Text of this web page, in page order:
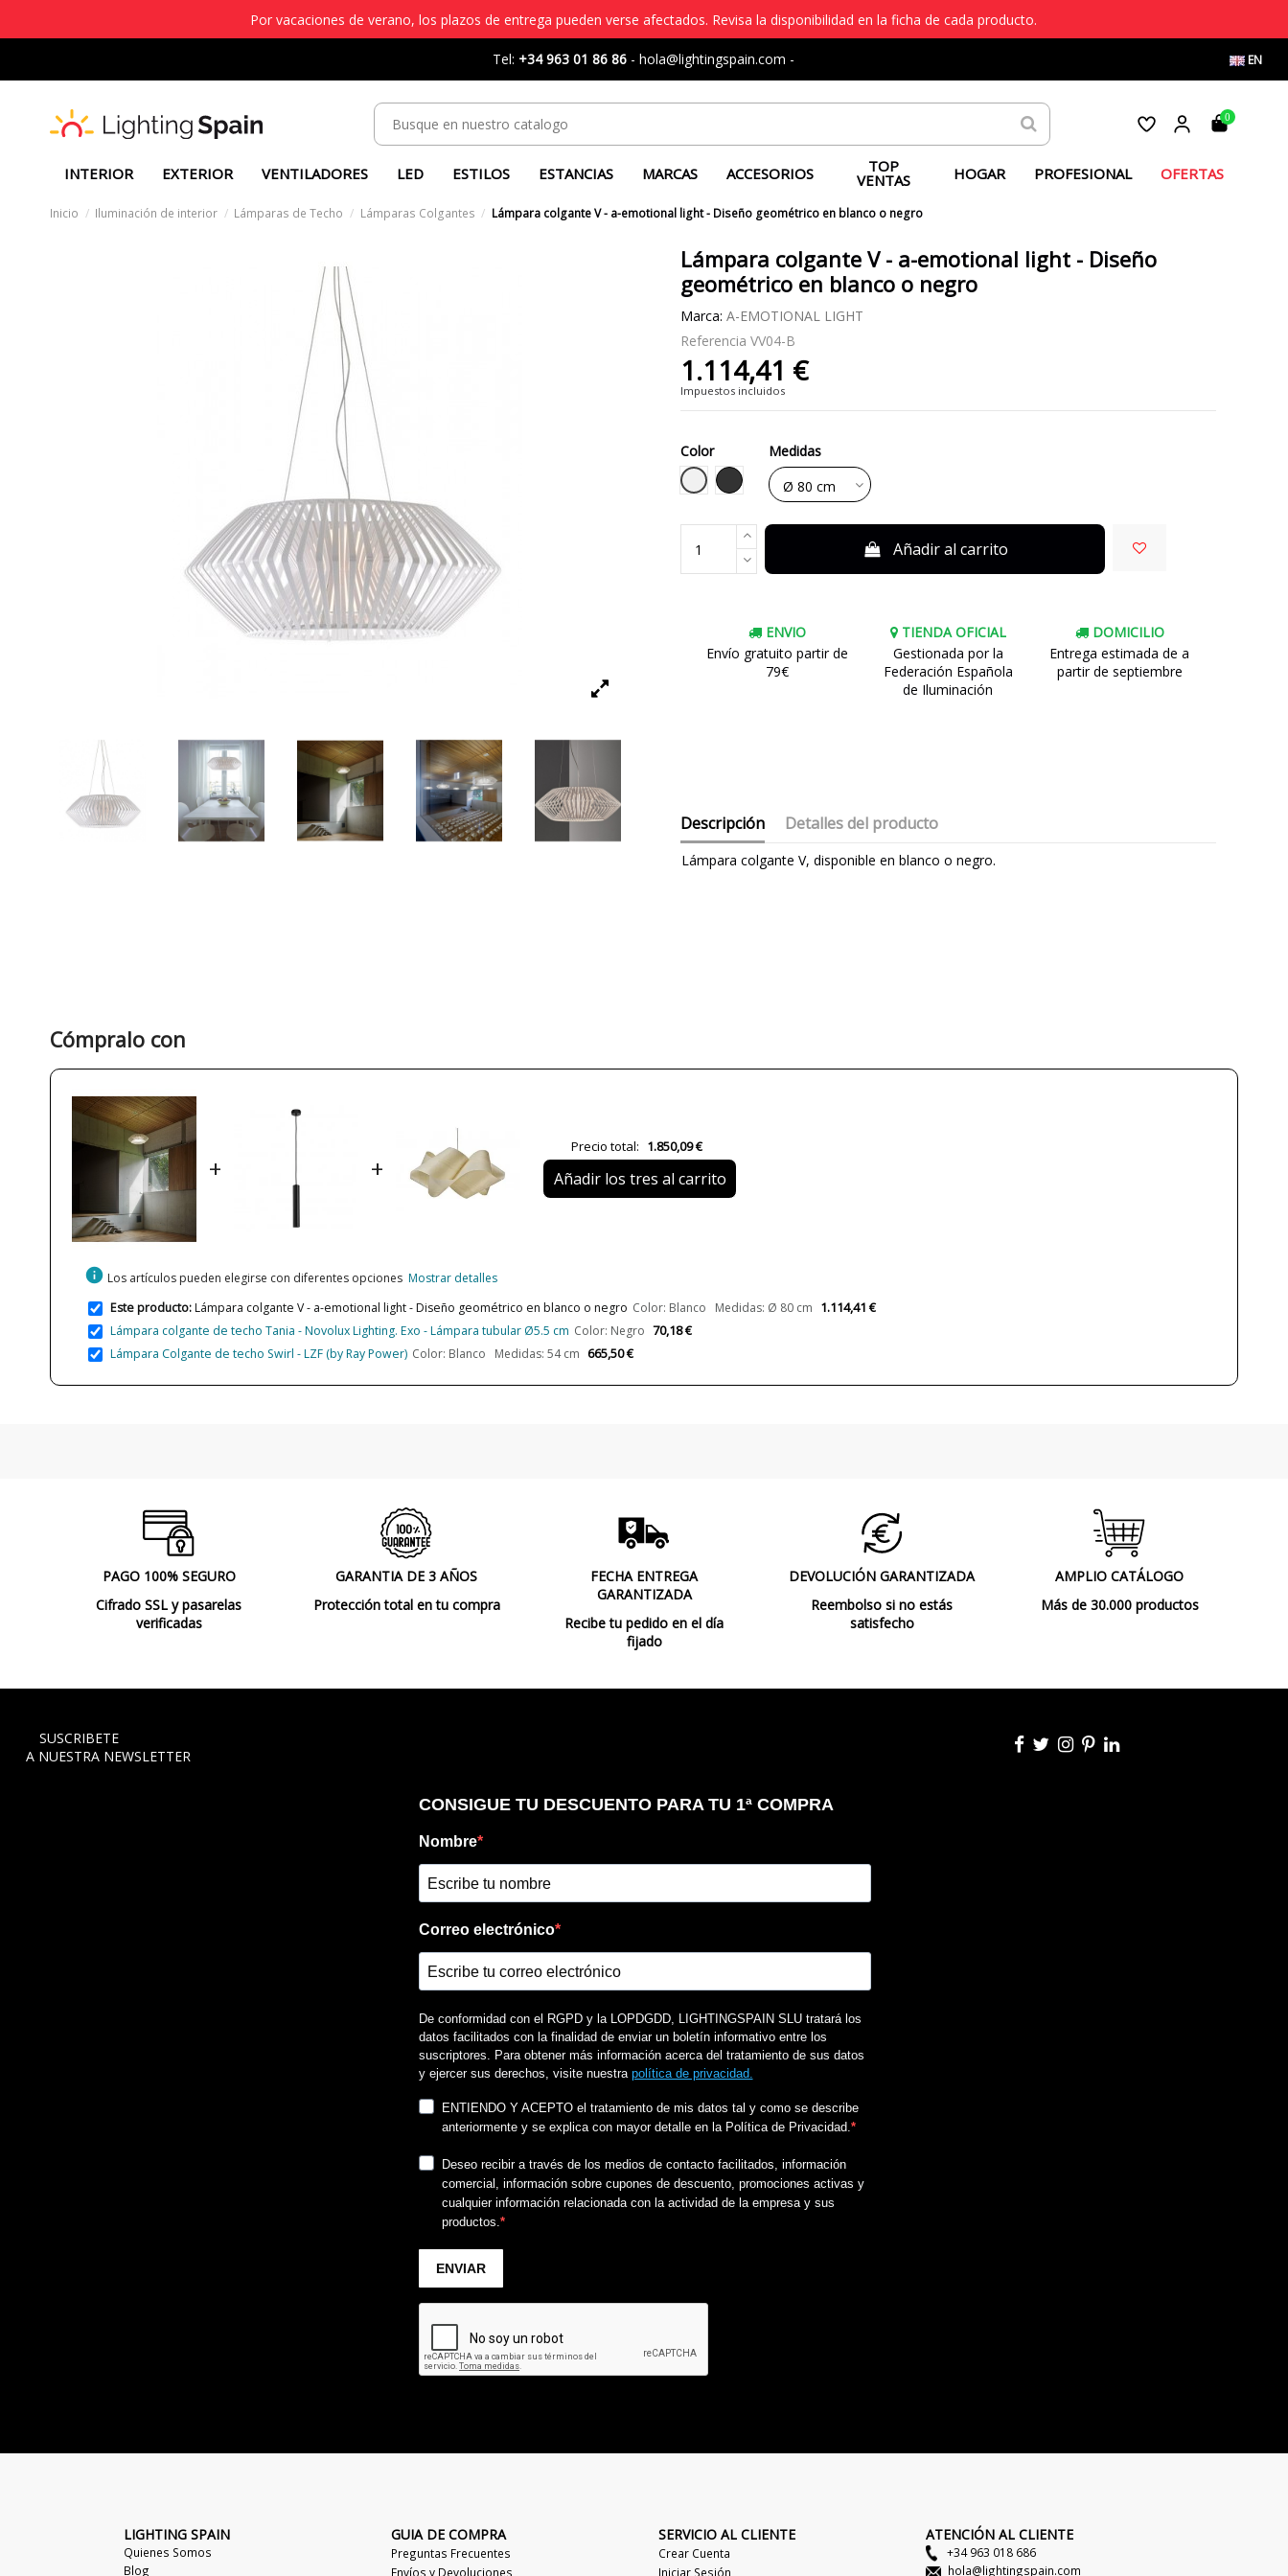
Por vacaciones de verano, los plazos de entrega pueden verse afectados. Revisa la disponibilidad en la ficha de cada producto.
Tel: +34 963 01 86 86 - hola@lightingspain.com - EN
0
INTERIOR EXTERIOR VENTILADORES LED ESTILOS ESTANCIAS MARCAS ACCESORIOS TOP
VENTAS HOGAR PROFESIONAL OFERTAS
Inicio Iluminación de interior Lámparas de Techo Lámparas Colgantes Lámpara colgante V - a-emotional light - Diseño geométrico en blanco o negro
Lámpara colgante V - a-emotional light - Diseño
geométrico en blanco o negro
Marca: A-EMOTIONAL LIGHT
Referencia VV04-B
1.114,41 €
Impuestos incluidos
Color
Blanco Negro
Medidas
Añadir al carrito
ENVIO
Envío gratuito partir de
79€
TIENDA OFICIAL
Gestionada por la
Federación Española
de Iluminación
DOMICILIO
Entrega estimada de a
partir de septiembre
Descripción Detalles del producto
Lámpara colgante V, disponible en blanco o negro.
Largo (cm)
29
Peso Neto (KG)
Plazo de Envío
Potencia en Vatios
Uso
Fabricado en
Cómpralo con
+ +
Precio total: 1.850,09 €
Añadir los tres al carrito
info Los artículos pueden elegirse con diferentes opciones Mostrar detalles
Este producto:Lámpara colgante V - a-emotional light - Diseño geométrico en blanco o negro Color: Blanco Medidas: Ø 80 cm 1.114,41 €
Lámpara colgante de techo Tania - Novolux Lighting. Exo - Lámpara tubular Ø5.5 cm Color: Negro 70,18 €
Lámpara Colgante de techo Swirl - LZF (by Ray Power) Color: Blanco Medidas: 54 cm 665,50 €
PAGO 100% SEGURO
Cifrado SSL y pasarelas
verificadas
GARANTIA DE 3 AÑOS
Protección total en tu compra
FECHA ENTREGA
GARANTIZADA
Recibe tu pedido en el día
fijado
DEVOLUCIÓN GARANTIZADA
Reembolso si no estás
satisfecho
AMPLIO CATÁLOGO
Más de 30.000 productos
SUSCRIBETE
A NUESTRA NEWSLETTER
LIGHTING SPAIN
Quienes Somos
Blog
GUIA DE COMPRA
Preguntas Frecuentes
Envíos y Devoluciones
SERVICIO AL CLIENTE
Crear Cuenta
Iniciar Sesión
ATENCIÓN AL CLIENTE
+34 963 018 686
hola@lightingspain.com